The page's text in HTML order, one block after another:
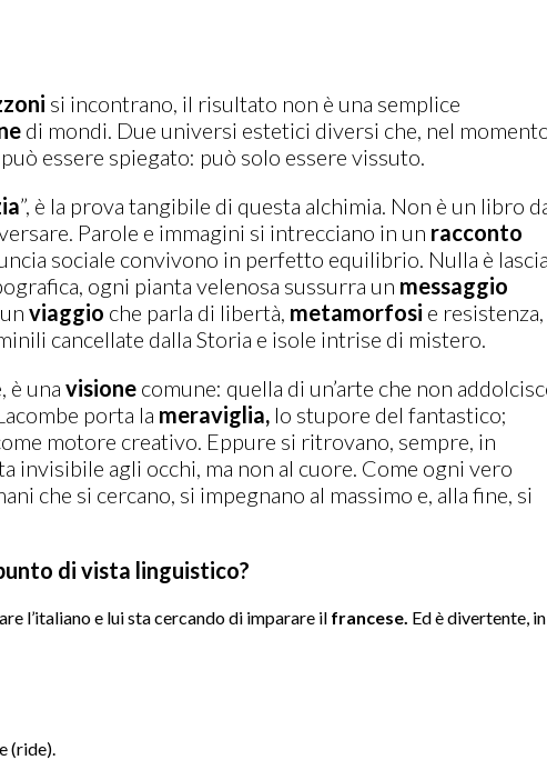
si incontrano, il risultato non è una semplice
di mondi. Due universi estetici diversi che, nel
essere spiegato: può solo essere vissuto.
”, è la prova tangibile di questa alchimia. Non è un libro
Parole e immagini si intrecciano in un racconto
sociale convivono in perfetto equilibrio. Nulla è
ogni pianta velenosa sussurra un messaggio
viaggio che parla di libertà, metamorfosi e
cancellate dalla Storia e isole intrise di mistero.
è una visionecomune: quella di un’arte che non
porta la meraviglia,lo stupore del fantastico;
motore creativo. Eppure si ritrovano, sempre, in
invisibile agli occhi, ma non al cuore. Come ogni vero
che si cercano, si impegnano al massimo e, alla fine, si
di vista linguistico?
l’italiano e lui sta cercando di imparare il francese. Ed è divertente, in
(ride).